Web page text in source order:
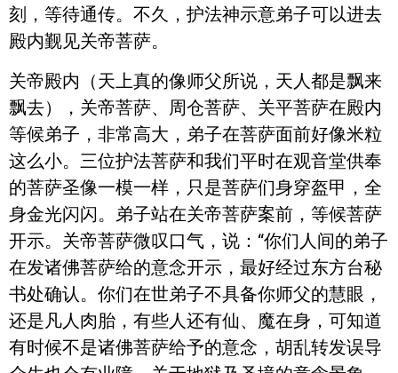
刻，等待通传。不久，护法神示意弟子可以进去
殿内觐见关帝菩萨。
关帝殿内（天上真的像师父所说，天人都是飘来
飘去），关帝菩萨、周仓菩萨、关平菩萨在殿内
等候弟子，非常高大，弟子在菩萨面前好像米粒
这么小。三位护法菩萨和我们平时在观音堂供奉
的菩萨圣像一模一样，只是菩萨们身穿盔甲，全
身金光闪闪。弟子站在关帝菩萨案前，等候菩萨
开示。关帝菩萨微叹口气，说：“你们人间的弟子
在发诸佛菩萨给的意念开示，最好经过东方台秘
书处确认。你们在世弟子不具备你师父的慧眼，
还是凡人肉胎，有些人还有仙、魔在身，可知道
有时候不是诸佛菩萨给予的意念，胡乱转发误导